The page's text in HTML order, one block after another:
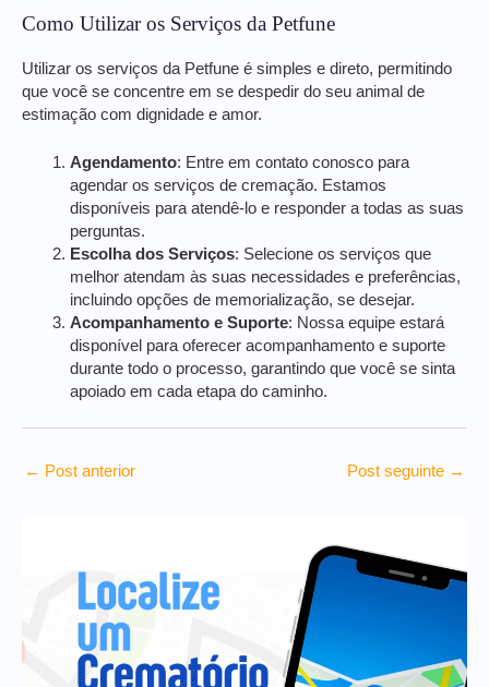
Como Utilizar os Serviços da Petfune
Utilizar os serviços da Petfune é simples e direto, permitindo
que você se concentre em se despedir do seu animal de
estimação com dignidade e amor.
Agendamento: Entre em contato conosco para
agendar os serviços de cremação. Estamos
disponíveis para atendê-lo e responder a todas as suas
perguntas.
Escolha dos Serviços: Selecione os serviços que
melhor atendam às suas necessidades e preferências,
incluindo opções de memorialização, se desejar.
Acompanhamento e Suporte: Nossa equipe estará
disponível para oferecer acompanhamento e suporte
durante todo o processo, garantindo que você se sinta
apoiado em cada etapa do caminho.
← Post anterior Post seguinte →